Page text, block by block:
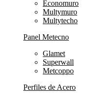
Economuro
Multymuro
Multytecho
Panel Metecno
Glamet
Superwall
Metcoppo
Perfiles de Acero